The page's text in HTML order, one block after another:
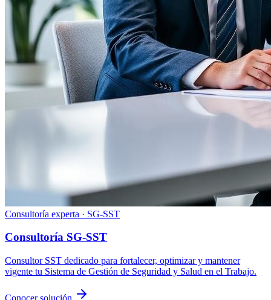
Consultoría experta · SG-SST
Consultoría SG-SST
Consultor SST dedicado para fortalecer, optimizar y mantener
vigente tu Sistema de Gestión de Seguridad y Salud en el Trabajo.